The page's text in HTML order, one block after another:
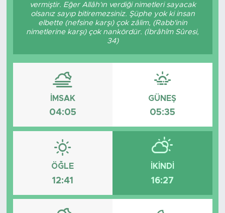
vermiştir. Eğer Allâh'ın verdiği nimetleri sayacak
olsanız sayıp bitiremezsiniz. Şüphe yok ki insan
elbette (nefsine karşı) çok zâlim, (Rabb'inin
nimetlerine karşı) çok nankördür. (İbrâhîm Sûresi,
34)
İMSAK
04:05
GÜNEŞ
05:35
ÖĞLE
12:41
İKINDI
16:27
Magazin
Özel Haber
Politika
Resmi İlanlar
Sağlık
Spor
Turizm